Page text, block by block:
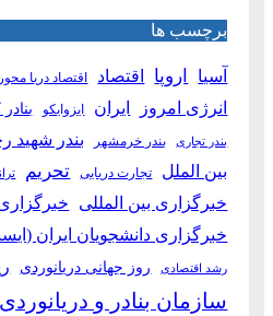
برچسب ها
آسیا اروپا اقتصاد اقتصاد دریا محور
انرژی امروز ایران ایزوایکو
بندر تجاری بندر خرمشهر بندر شهید
بین الملل تجارت دریایی تحریم
خبرگزاری بین المللی
خبرگزاری دانشجویان ایران
رشد اقتصادی روز جهانی دریانوردی
سازمان بنادر و دریانوردی